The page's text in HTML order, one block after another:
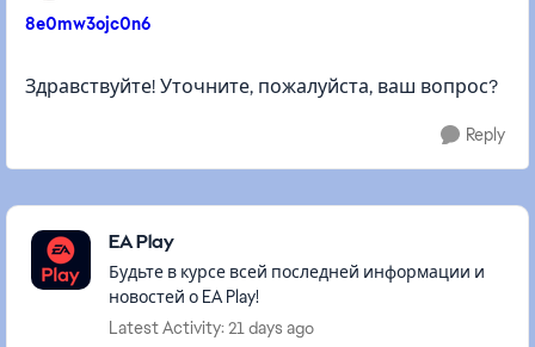
8e0mw3ojc0n6
Здравствуйте! Уточните, пожалуйста, ваш вопрос?
Reply
Featured Places
EA Play
Будьте в курсе всей последней информации и
новостей о EA Play!
Latest Activity: 21 days ago